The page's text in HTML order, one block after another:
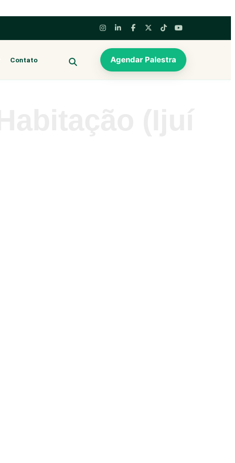
Contato Agendar Palestra